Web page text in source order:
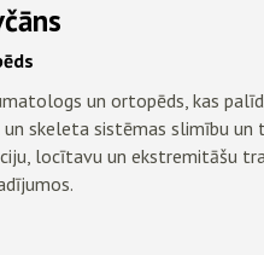
un ortopēds, kas
un skeleta sistēmas slimību
locītavu un ekstremitāšu